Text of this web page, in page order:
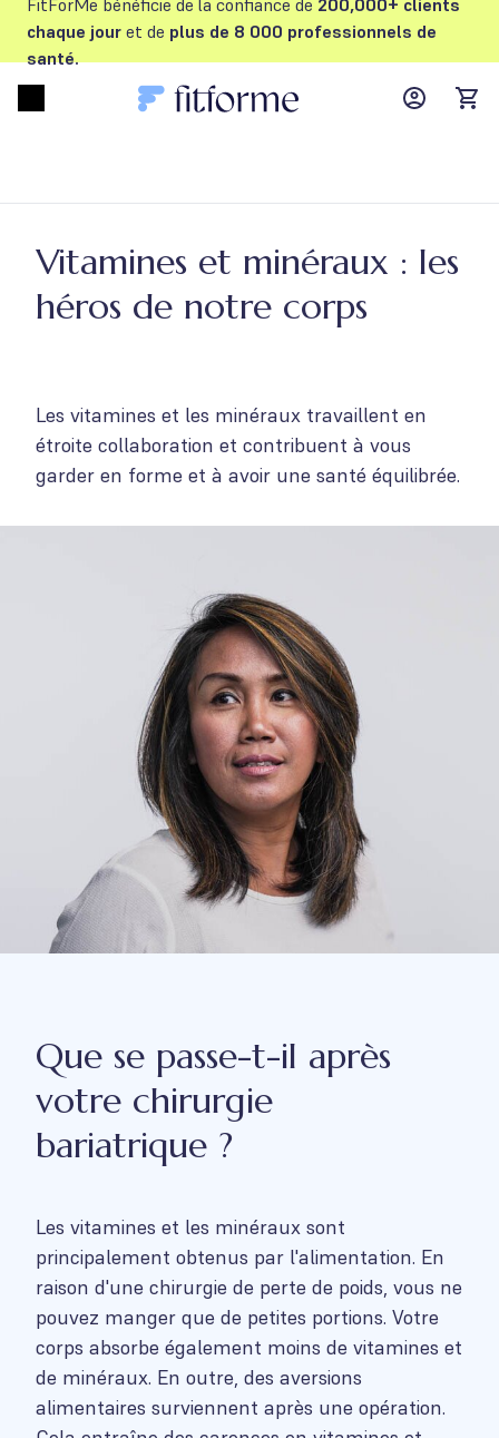
FitForMe bénéficie de la confiance de 200,000+ clients
chaque jour et de plus de 8 000 professionnels de
santé.
MyFFM
Vitamines et minéraux : les
héros de notre corps
Les vitamines et les minéraux travaillent en
étroite collaboration et contribuent à vous
garder en forme et à avoir une santé équilibrée.
Que se passe-t-il après
votre chirurgie
bariatrique ?
Les vitamines et les minéraux sont
principalement obtenus par l'alimentation. En
raison d'une chirurgie de perte de poids, vous ne
pouvez manger que de petites portions. Votre
corps absorbe également moins de vitamines et
de minéraux. En outre, des aversions
alimentaires surviennent après une opération.